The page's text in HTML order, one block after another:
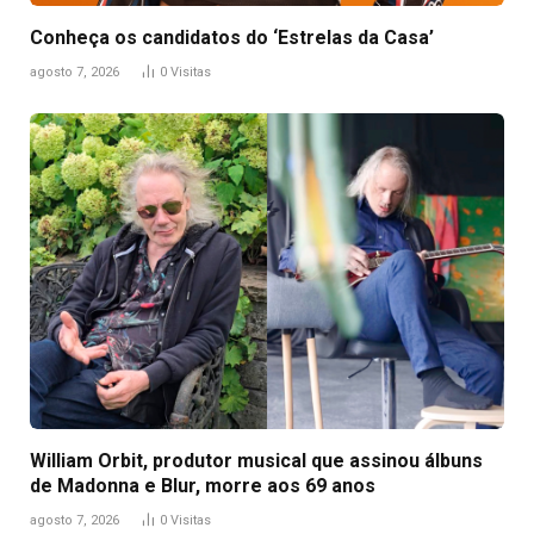
Conheça os candidatos do ‘Estrelas da Casa’
agosto 7, 2026 0 Visitas
William Orbit, produtor musical que assinou álbuns
de Madonna e Blur, morre aos 69 anos
agosto 7, 2026 0 Visitas